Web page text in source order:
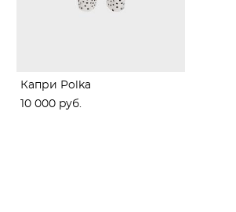
Капри Polka
10 000 pуб.